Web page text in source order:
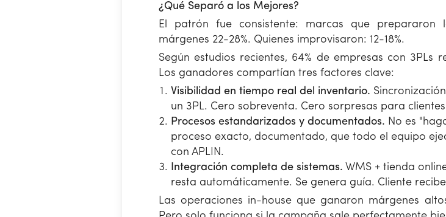
¿Qué Separó a los Mejores?
El patrón fue consistente: marcas que prepararon
márgenes 22-28%. Quienes improvisaron: 12-18%.
Según estudios recientes, 64% de empresas con
Los ganadores compartían tres factores clave:
Visibilidad en tiempo real del inventario.
un 3PL. Cero sobreventa. Cero sorpresas para
Procesos estandarizados y documentados. No es
proceso exacto, documentado, que todo el equipo
con APLIN.
Integración completa de sistemas. WMS + tienda
resta automáticamente. Se genera guía. Cliente
Las operaciones in-house que ganaron márgenes